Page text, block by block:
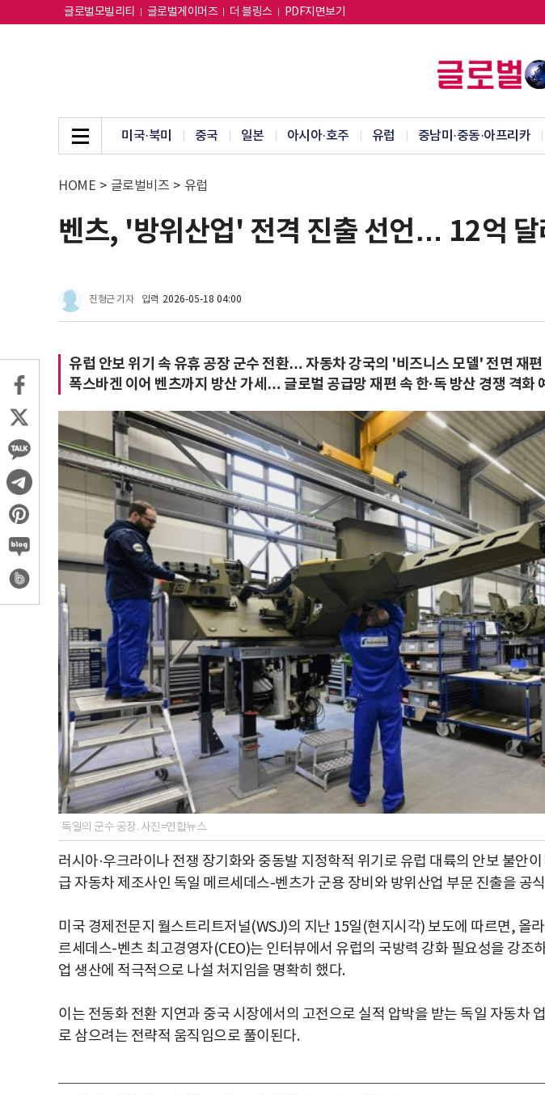
글로벌모빌리티 글로벌게이머즈 더 블링스 PDF지면보기
미국·북미 중국 일본 아시아·호주 유럽 중남미·중동·아프리카
HOME > 글로벌비즈 > 유럽
벤츠, '방위산업' 전격 진출 선언… 12억 달
진형근 기자 입력 2026-05-18 04:00
유럽 안보 위기 속 유휴 공장 군수 전환… 자동차 강국의 '비즈니스 모델' 전면 재편
폭스바겐 이어 벤츠까지 방산 가세… 글로벌 공급망 재편 속 한·독 방산 경쟁 격화
독일의 군수 공장. 사진=연합뉴스
러시아·우크라이나 전쟁 장기화와 중동발 지정학적 위기로 유럽 대륙의 안보 불안
급 자동차 제조사인 독일 메르세데스-벤츠가 군용 장비와 방위산업 부문 진출을 공
미국 경제전문지 월스트리트저널(WSJ)의 지난 15일(현지시각) 보도에 따르면, 올
르세데스-벤츠 최고경영자(CEO)는 인터뷰에서 유럽의 국방력 강화 필요성을 강조
업 생산에 적극적으로 나설 처지임을 명확히 했다.
이는 전동화 전환 지연과 중국 시장에서의 고전으로 실적 압박을 받는 독일 자동차
로 삼으려는 전략적 움직임으로 풀이된다.